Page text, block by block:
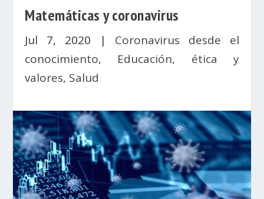
Matemáticas y coronavirus
Jul 7, 2020 | Coronavirus desde el
conocimiento, Educación, ética y
valores, Salud